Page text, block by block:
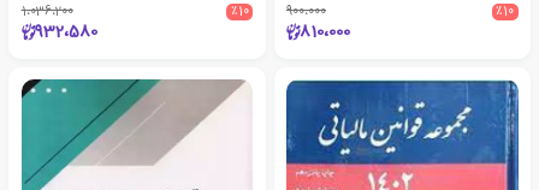
٪10 900،000
810،000
٪10 1،036،200
932،580